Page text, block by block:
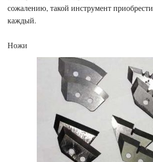
сожалению, такой инструмент
каждый.
Ножи